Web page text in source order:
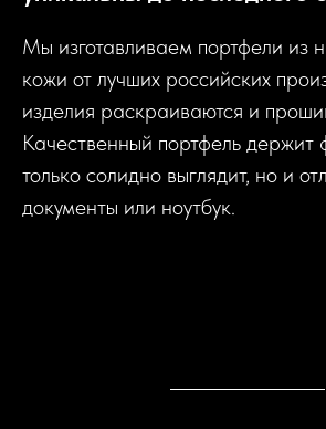
Мы изготавливаем портфели из
кожи от лучших российских
изделия раскраиваются и
Качественный портфель держит
только солидно выглядит, но и
документы или ноутбук.